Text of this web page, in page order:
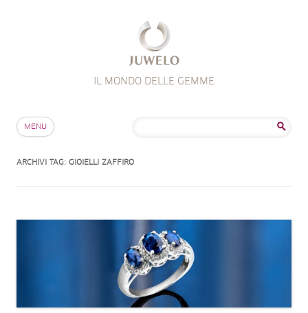
IL MONDO DELLE GEMME
MENU
ARCHIVI TAG: GIOIELLI ZAFFIRO